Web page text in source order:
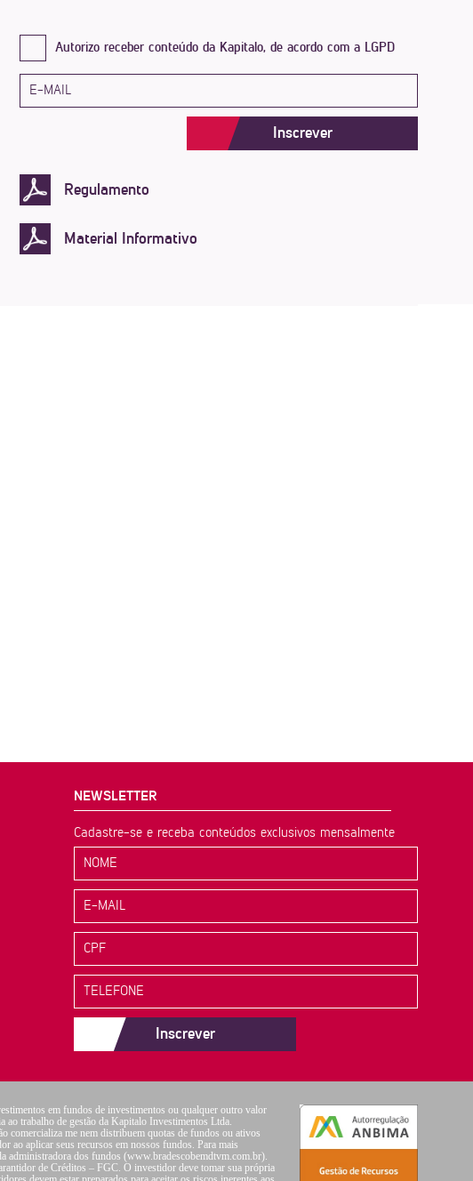
Autorizo receber conteúdo da Kapitalo, de acordo com a LGPD
Inscrever
Regulamento
Material Informativo
NEWSLETTER
Cadastre-se e receba conteúdos exclusivos mensalmente
Inscrever
em fundos de investimentos ou qualquer outro valor
ao trabalho de gestão da Kapitalo Investimentos Ltda.
comercializa me nem distribuem quotas de fundos ou ativos
ao aplicar seus recursos em nossos fundos. Para mais
administradora dos fundos (www.bradescobemdtvm.com.br).
de Créditos – FGC. O investidor deve tomar sua própria